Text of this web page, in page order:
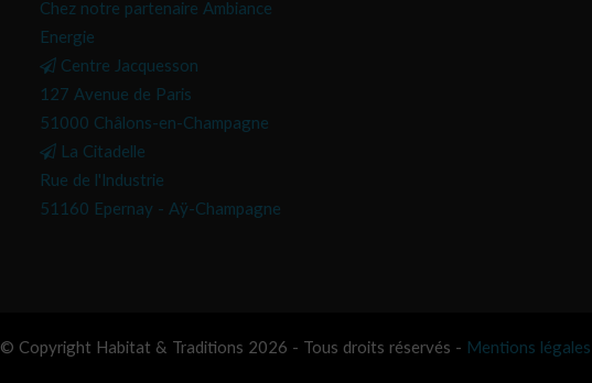
Chez notre partenaire Ambiance
Energie
Centre Jacquesson
127 Avenue de Paris
51000 Châlons-en-Champagne
La Citadelle
Rue de l'Industrie
51160 Epernay - Aÿ-Champagne
© Copyright Habitat & Traditions 2026 - Tous droits réservés - Mentions légales